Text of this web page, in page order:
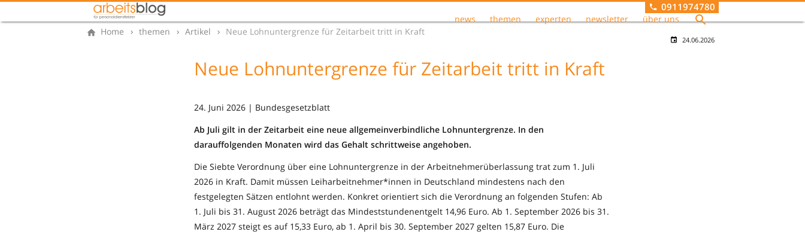
news themen experten newsletter über uns
0911974780
Home themen Artikel Neue Lohnuntergrenze für Zeitarbeit tritt in Kraft
24.06.2026
Neue Lohnuntergrenze für Zeitarbeit tritt in Kraft
24. Juni 2026 | Bundesgesetzblatt
Ab Juli gilt in der Zeitarbeit eine neue allgemeinverbindliche Lohnuntergrenze. In den
darauffolgenden Monaten wird das Gehalt schrittweise angehoben.
Die Siebte Verordnung über eine Lohnuntergrenze in der Arbeitnehmerüberlassung trat zum 1. Juli
2026 in Kraft. Damit müssen Leiharbeitnehmer*innen in Deutschland mindestens nach den
festgelegten Sätzen entlohnt werden. Konkret orientiert sich die Verordnung an folgenden Stufen: Ab
1. Juli bis 31. August 2026 beträgt das Mindeststundenentgelt 14,96 Euro. Ab 1. September 2026 bis 31.
März 2027 steigt es auf 15,33 Euro, ab 1. April bis 30. September 2027 gelten 15,87 Euro. Die